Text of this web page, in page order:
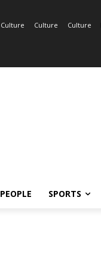
Culture Culture Culture
PEOPLE SPORTS